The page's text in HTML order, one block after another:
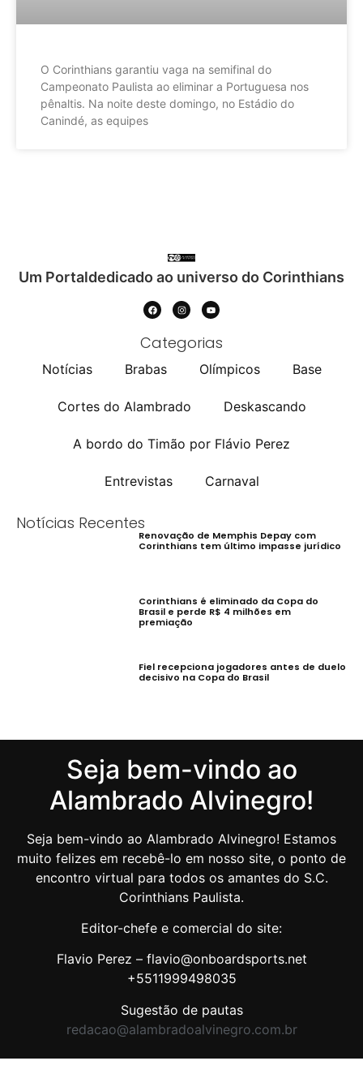
O Corinthians garantiu vaga na semifinal do
Campeonato Paulista ao eliminar a Portuguesa nos
pênaltis. Na noite deste domingo, no Estádio do
Canindé, as equipes
Um Portaldedicado ao universo do Corinthians
Categorias
Notícias Brabas Olímpicos Base
Cortes do Alambrado Deskascando
A bordo do Timão por Flávio Perez
Entrevistas Carnaval
Notícias Recentes
Renovação de Memphis Depay com
Corinthians tem último impasse jurídico
Corinthians é eliminado da Copa do
Brasil e perde R$ 4 milhões em
premiação
Fiel recepciona jogadores antes de duelo
decisivo na Copa do Brasil
Seja bem-vindo ao
Alambrado Alvinegro!
Seja bem-vindo ao Alambrado Alvinegro! Estamos
muito felizes em recebê-lo em nosso site, o ponto de
encontro virtual para todos os amantes do S.C.
Corinthians Paulista.
Editor-chefe e comercial do site:
Flavio Perez – flavio@onboardsports.net
+5511999498035
Sugestão de pautas
redacao@alambradoalvinegro.com.br